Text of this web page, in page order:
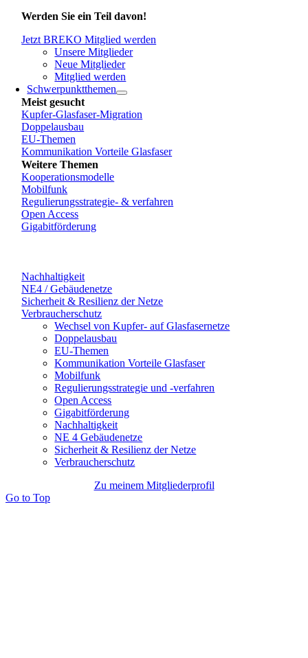
Werden Sie ein Teil davon!
Jetzt BREKO Mitglied werden
Unsere Mitglieder
Neue Mitglieder
Mitglied werden
Schwerpunktthemen
Meist gesucht
Kupfer-Glasfaser-Migration
Doppelausbau
EU-Themen
Kommunikation Vorteile Glasfaser
Weitere Themen
Kooperationsmodelle
Mobilfunk
Regulierungsstrategie- & verfahren
Open Access
Gigabitförderung
Nachhaltigkeit
NE4 / Gebäudenetze
Sicherheit & Resilienz der Netze
Verbraucherschutz
Wechsel von Kupfer- auf Glasfasernetze
Doppelausbau
EU-Themen
Kommunikation Vorteile Glasfaser
Mobilfunk
Regulierungsstrategie und -verfahren
Open Access
Gigabitförderung
Nachhaltigkeit
NE 4 Gebäudenetze
Sicherheit & Resilienz der Netze
Verbraucherschutz
Zu meinem Mitgliederprofil
Go to Top